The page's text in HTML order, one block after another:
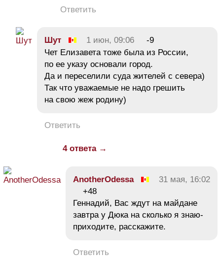
Ответить
Шут 1 июн, 09:06
-9
Чет Елизавета тоже была из России,
по ее указу основали город.
Да и переселили суда жителей с севера)
Так что уважаемые не надо грешить
на свою жеж родину)
Ответить
4 ответа →
AnotherOdessa
31 мая, 16:02
+48
Геннадий, Вас ждут на майдане
завтра у Дюка на сколько я знаю-
приходите, расскажите.
Ответить